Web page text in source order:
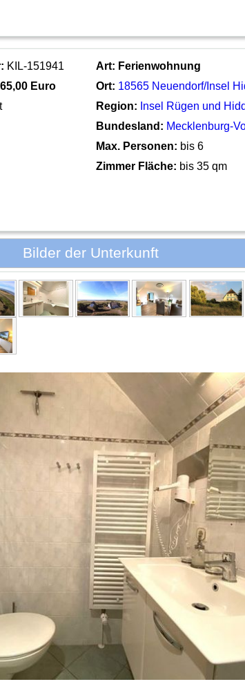
KIL-151941
65,00 Euro
Art: Ferienwohnung
Ort: 18565 Neuendorf/Insel
Region: Insel Rügen und
Bundesland: Mecklenburg-
Max. Personen: bis 6
Zimmer Fläche: bis 35 qm
Bilder der Unterkunft